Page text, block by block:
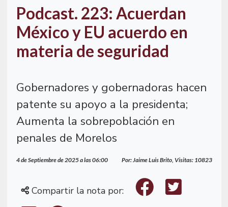
Podcast. 223: Acuerdan
México y EU acuerdo en
materia de seguridad
Gobernadores y gobernadoras hacen
patente su apoyo a la presidenta;
Aumenta la sobrepoblación en
penales de Morelos
4 de Septiembre de 2025 a las 06:00 Por: Jaime Luis Brito, Visitas: 10823
Compartir la nota por: